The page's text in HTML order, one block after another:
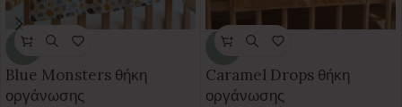
-35%
Blue Monsters θήκη
οργάνωσης
-35%
Caramel Drops θήκη
οργάνωσης